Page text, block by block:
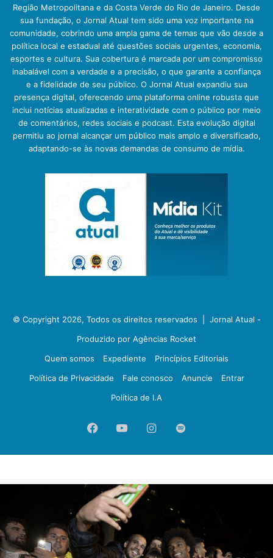
Região Metropolitana e da Costa Verde do Rio de Janeiro. Desde
sua fundação, o Jornal Atual tem sido uma voz importante na
comunidade, cobrindo uma ampla gama de temas que vão desde a
política local e estadual até questões sociais urgentes, economia,
esportes e cultura. Sua cobertura é marcada por um compromisso
inabalável com a verdade e a precisão, o que garante a confiança
e a fidelidade de seu público. O Jornal Atual expandiu sua
presença digital, oferecendo uma plataforma online robusta que
inclui notícias atualizadas e interatividade com o público por meio
de comentários, redes sociais e podcast. Esta evolução digital
permitiu ao jornal alcançar um público mais amplo e diversificado,
adaptando-se às novas demandas de consumo de mídia.
© Copyright 2026, Todos os direitos reservados | Jornal Atual -
Produzido por Agências Rocket
Quem somos
Expediente
Princípios Editoriais
Política de Privacidade
Fale conosco Anuncie
Entrar
Política de I.A
FacebookYouTubeInstagram
Spotify